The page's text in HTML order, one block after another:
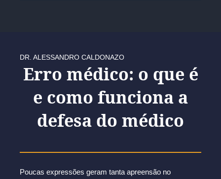
DR. ALESSANDRO CALDONAZO
Erro médico: o que é
e como funciona a
defesa do médico
Poucas expressões geram tanta apreensão no